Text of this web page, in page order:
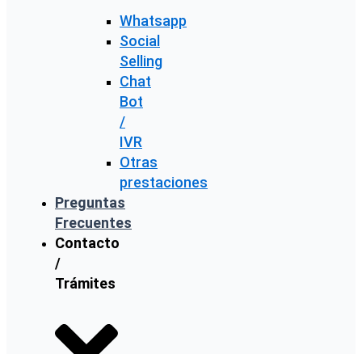
Whatsapp
Social
Selling
Chat
Bot
/
IVR
Otras
prestaciones
Preguntas
Frecuentes
Contacto
/
Trámites